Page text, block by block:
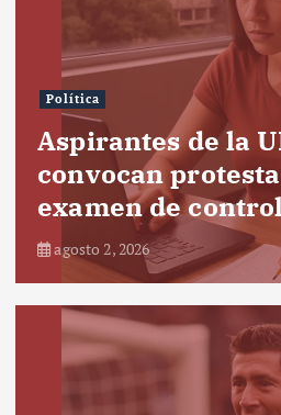
Política
Aspirantes de la
convocan
examen de
agosto 2, 2026